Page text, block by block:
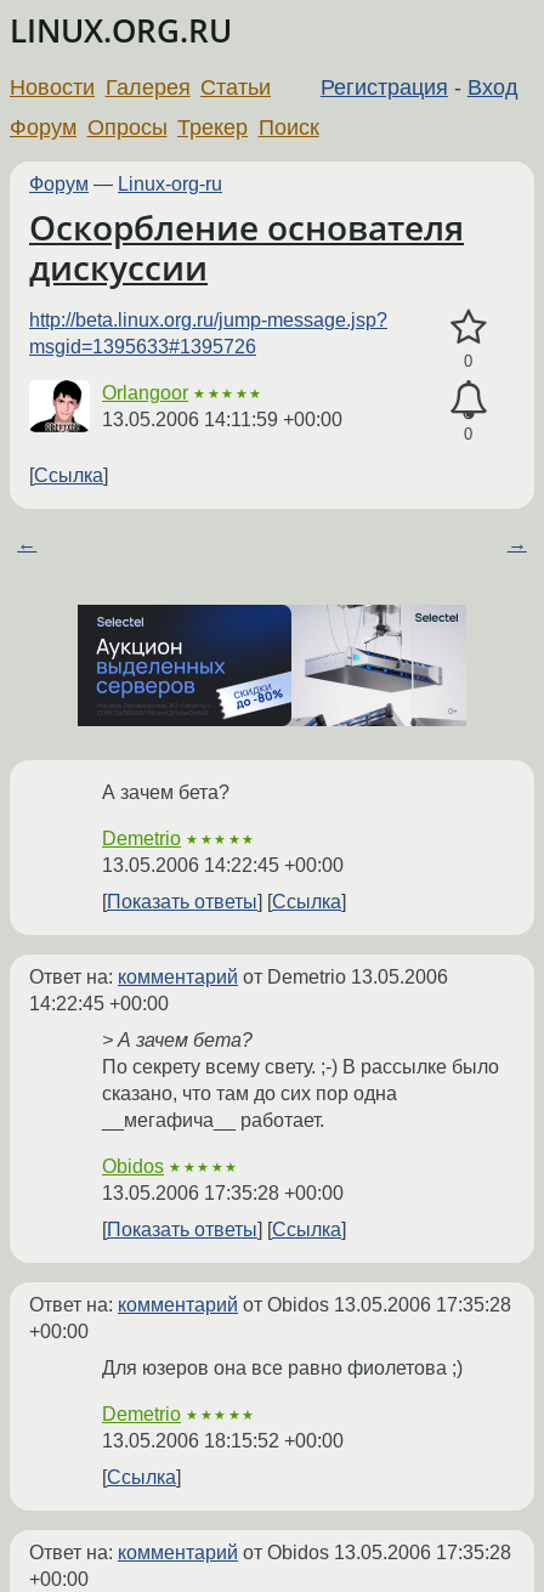
LINUX.ORG.RU
Регистрация - Вход
Новости Галерея Статьи
Форум Опросы Трекер Поиск
Форум — Linux-org-ru
Оскорбление основателя
дискуссии
0
0
http://beta.linux.org.ru/jump-message.jsp?
msgid=1395633#1395726
Orlangoor ★★★★★
13.05.2006 14:11:59 +00:00
Ссылка
← →
А зачем бета?
Demetrio ★★★★★
13.05.2006 14:22:45 +00:00
Показать ответы
Ссылка
Ответ на: комментарий от Demetrio 13.05.2006
14:22:45 +00:00
> А зачем бета?
По секрету всему свету. ;-) В рассылке было
сказано, что там до сих пор одна
__мегафича__ работает.
Obidos ★★★★★
13.05.2006 17:35:28 +00:00
Показать ответы
Ссылка
Ответ на: комментарий от Obidos 13.05.2006 17:35:28
+00:00
Для юзеров она все равно фиолетова ;)
Demetrio ★★★★★
13.05.2006 18:15:52 +00:00
Ссылка
Ответ на: комментарий от Obidos 13.05.2006 17:35:28
+00:00